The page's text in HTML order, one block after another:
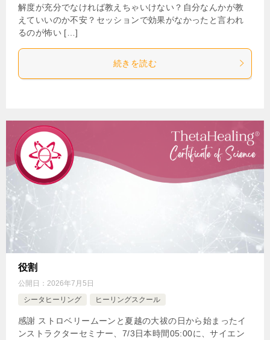
解度が充分でなければ教えちゃいけない？自分なんかが教
えていいのか不安？セッションで効果がなかったと言われ
るのが怖い […]
続きを読む
役割
公開日： 2026年7月5日
シータヒーリング
ヒーリングスクール
感謝 ストロベリームーンと夏越の大祓の日から始まったイ
ンストラクターセミナー、7/3日本時間05:00に、サイエン